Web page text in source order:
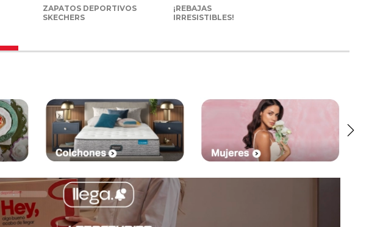
ZAPATOS DEPORTIVOS
SKECHERS
¡REBAJAS
IRRESISTIBLES!